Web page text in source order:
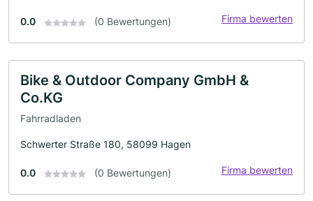
0.0 (0 Bewertungen) Firma bewerten
Bike & Outdoor Company GmbH &
Co.KG
Fahrradladen
Schwerter Straße 180, 58099 Hagen
0.0 (0 Bewertungen) Firma bewerten